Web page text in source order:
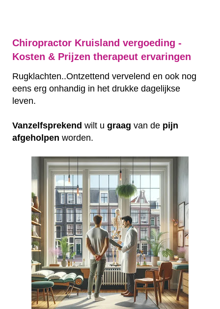
Chiropractor Kruisland vergoeding -
Kosten & Prijzen therapeut ervaringen
Rugklachten..Ontzettend vervelend en ook nog
eens erg onhandig in het drukke dagelijkse
leven.
Vanzelfsprekend wilt u graag van de pijn
afgeholpen worden.